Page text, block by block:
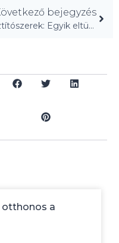
bejegyzés
Tisztítószerek: Egyik eltüntette a régi barna foltokat!
a